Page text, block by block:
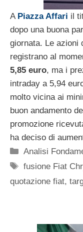
A Piazza Affari il
dopo una buona
giornata. Le azioni
registrano al
5,85 euro, ma i
intraday a 5,94
molto vicina ai
buon andamento
promozione
ha deciso di
Categorie
Analisi
Tag
fusione Fiat
quotazione fiat,